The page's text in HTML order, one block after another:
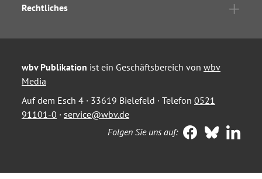
Rechtliches
wbv Publikation ist ein Geschäftsbereich von wbv
Media
Auf dem Esch 4 · 33619 Bielefeld · Telefon 0521
91101-0 · service@wbv.de
Folgen Sie uns auf: